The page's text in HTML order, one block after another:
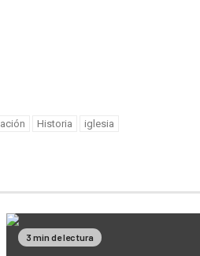
Historia
iglesia
3 min de lectura